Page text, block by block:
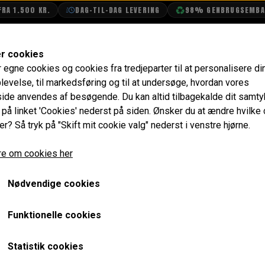
1.500 KR. DAG-TIL-DAG LEVERING 98%
Starter Starter Motor Letvægts (2,9 kg) og Ekstra Stærk -
Starter Motor Letvægts
Stærk - Inertia
Varenummer: GXE1004RACE
1.6 KW stål tandhjul - Passer KUN til ring gear med 107
Ideel til race/tunede biler med høj kompression og hvor
Passer KUN til svinghjul med Intertia. motoren kan
cookies
egne cookies og cookies fra tredjeparter til at personalisere
til markedsføring og til at undersøge, hvordan vores
anvendes af besøgende. Du kan altid tilbagekalde dit
linket 'Cookies' nederst på siden. Ønsker du at ændre hvilke
Så tryk på "Skift mit cookie valg" nederst i venstre hjørne.
om cookies her
Nødvendige cookies
Funktionelle cookies
Statistik cookies